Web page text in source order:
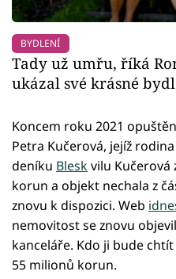
BYDLENÍ
Tady už umřu, říká
ukázal své krásné
Koncem roku 2021
Petra Kučerová, jejíž
deníku Blesk vilu Kučerová
korun a objekt nechala z
znovu k dispozici. Web
nemovitost se znovu
kanceláře. Kdo ji bude
55 milionů korun.